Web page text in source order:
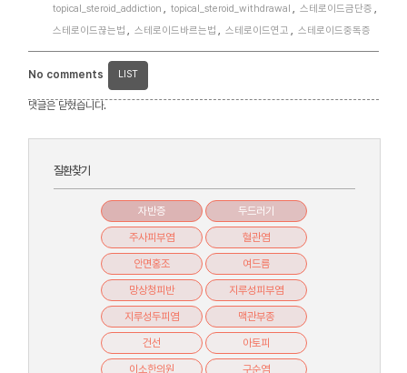
topical_steroid_addiction , topical_steroid_withdrawal , 스테로이드금단증 ,
스테로이드끊는법 , 스테로이드바르는법 , 스테로이드연고 , 스테로이드중독증
No comments LIST
댓글은 닫혔습니다.
질환찾기
자반증 두드러기
주사피부염 혈관염
안면홍조 여드름
망상청피반 지루성피부염
지루성두피염 맥관부종
건선 아토피
이소한의원 구순염